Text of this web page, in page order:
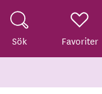
Sök Favoriter